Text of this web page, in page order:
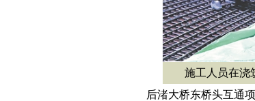
施工人员在浇
后渚大桥东桥头互通